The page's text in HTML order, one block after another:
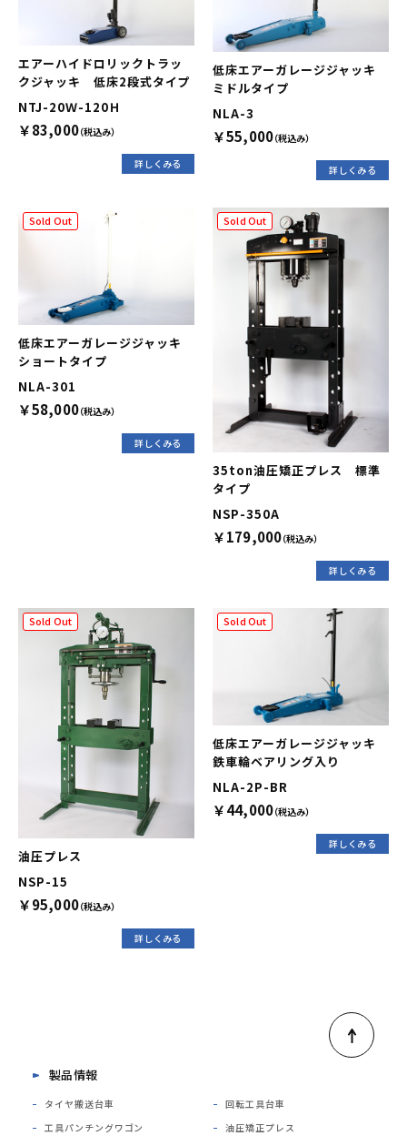
エアーハイドロリックトラッ
クジャッキ 低床2段式タイプ
NTJ-20Ｗ-120Ｈ
￥83,000（税込み）
詳しくみる
低床エアーガレージジャッキ
ミドルタイプ
NLA-3
￥55,000（税込み）
詳しくみる
Sold Out
低床エアーガレージジャッキ
ショートタイプ
NLA-301
￥58,000（税込み）
詳しくみる
Sold Out
35ton油圧矯正プレス 標準
タイプ
NSP-350A
￥179,000（税込み）
詳しくみる
Sold Out
油圧プレス
NSP-15
￥95,000（税込み）
詳しくみる
Sold Out
低床エアーガレージジャッキ
鉄車輪ベアリング入り
NLA-2P-BR
￥44,000（税込み）
詳しくみる
製品情報
タイヤ搬送台車
回転工具台車
工具パンチングワゴン
油圧矯正プレス